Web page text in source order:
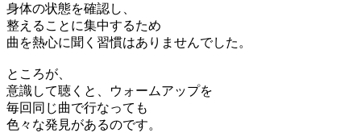
身体の状態を確認し、
整えることに集中するため
曲を熱心に聞く習慣はありませんでした。
ところが、
意識して聴くと、ウォームアップを
毎回同じ曲で行なっても
色々な発見があるのです。